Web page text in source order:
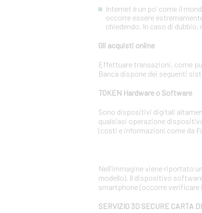
Internet è un po’ come il
occorre essere
chiedendo. In caso di
Gli acquisti online
Effettuare transazioni, come
Banca dispone dei seguenti
TOKEN Hardware o Software
Sono dispositivi digitali
qualsiasi operazione
(costi e informazioni come da
Nell’immagine viene riportato
modello). Il dispositivo
smartphone (occorre
SERVIZIO 3D SECURE CARTA